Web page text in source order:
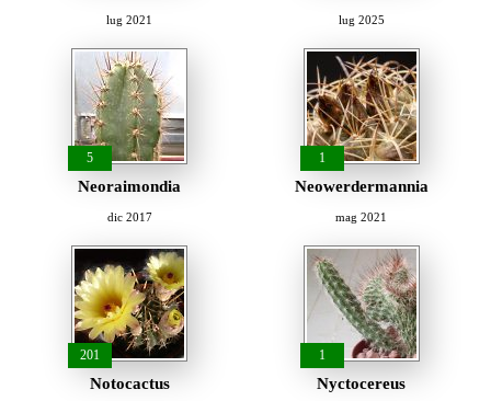
lug 2021 lug 2025
5
Neoraimondia
dic 2017
1
Neowerdermannia
mag 2021
201
Notocactus
1
Nyctocereus